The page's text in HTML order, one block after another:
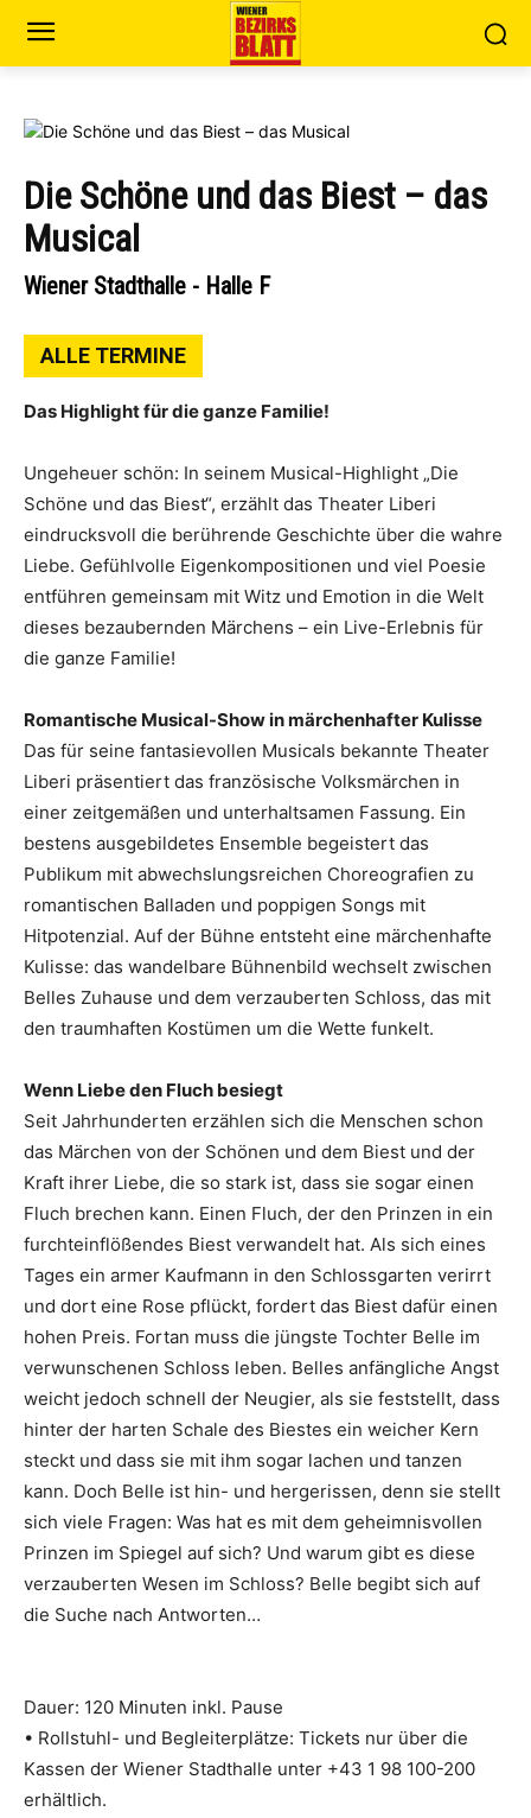
Die Schöne und das Biest – das
Musical
Wiener Stadthalle - Halle F
ALLE TERMINE
Das Highlight für die ganze Familie!
Ungeheuer schön: In seinem Musical-Highlight „Die
Schöne und das Biest“, erzählt das Theater Liberi
eindrucksvoll die berührende Geschichte über die wahre
Liebe. Gefühlvolle Eigenkompositionen und viel Poesie
entführen gemeinsam mit Witz und Emotion in die Welt
dieses bezaubernden Märchens – ein Live-Erlebnis für
die ganze Familie!
Romantische Musical-Show in märchenhafter Kulisse
Das für seine fantasievollen Musicals bekannte Theater
Liberi präsentiert das französische Volksmärchen in
einer zeitgemäßen und unterhaltsamen Fassung. Ein
bestens ausgebildetes Ensemble begeistert das
Publikum mit abwechslungsreichen Choreografien zu
romantischen Balladen und poppigen Songs mit
Hitpotenzial. Auf der Bühne entsteht eine märchenhafte
Kulisse: das wandelbare Bühnenbild wechselt zwischen
Belles Zuhause und dem verzauberten Schloss, das mit
den traumhaften Kostümen um die Wette funkelt.
Wenn Liebe den Fluch besiegt
Seit Jahrhunderten erzählen sich die Menschen schon
das Märchen von der Schönen und dem Biest und der
Kraft ihrer Liebe, die so stark ist, dass sie sogar einen
Fluch brechen kann. Einen Fluch, der den Prinzen in ein
furchteinflößendes Biest verwandelt hat. Als sich eines
Tages ein armer Kaufmann in den Schlossgarten verirrt
und dort eine Rose pflückt, fordert das Biest dafür einen
hohen Preis. Fortan muss die jüngste Tochter Belle im
verwunschenen Schloss leben. Belles anfängliche Angst
weicht jedoch schnell der Neugier, als sie feststellt, dass
hinter der harten Schale des Biestes ein weicher Kern
steckt und dass sie mit ihm sogar lachen und tanzen
kann. Doch Belle ist hin- und hergerissen, denn sie stellt
sich viele Fragen: Was hat es mit dem geheimnisvollen
Prinzen im Spiegel auf sich? Und warum gibt es diese
verzauberten Wesen im Schloss? Belle begibt sich auf
die Suche nach Antworten…
Dauer: 120 Minuten inkl. Pause
• Rollstuhl- und Begleiterplätze: Tickets nur über die
Kassen der Wiener Stadthalle unter +43 1 98 100-200
erhältlich.